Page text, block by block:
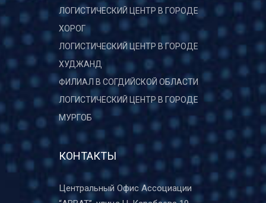
ЛОГИСТИЧЕСКИЙ ЦЕНТР В ГОРОДЕ
ХОРОГ
ЛОГИСТИЧЕСКИЙ ЦЕНТР В ГОРОДЕ
ХУДЖАНД
ФИЛИАЛ В СОГДИЙСКОЙ ОБЛАСТИ
ЛОГИСТИЧЕСКИЙ ЦЕНТР В ГОРОДЕ
МУРГОБ
КОНТАКТЫ
Центральный Офис Ассоциации